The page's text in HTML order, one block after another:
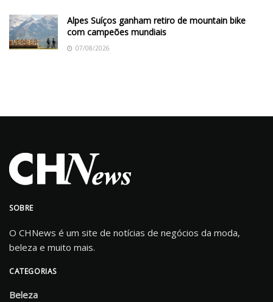
Alpes Suíços ganham retiro de mountain bike
com campeões mundiais
07/08/2026
SOBRE
O CHNews é um site de notícias de negócios da moda,
beleza e muito mais.
CATEGORIAS
Beleza